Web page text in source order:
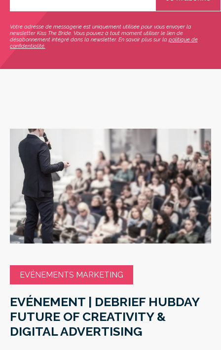
Votre adresse de messagerie est uniquement utilisée pour vous envoyer la
newsletter Kiss The Bride. Vous pouvez à tout moment utiliser le lien de
désabonnement intégré dans la newsletter. En savoir plus sur la politique de
confidentialité.
EVÉNEMENTS MARKETING
EVÉNEMENT | DEBRIEF HUBDAY
FUTURE OF CREATIVITY &
DIGITAL ADVERTISING